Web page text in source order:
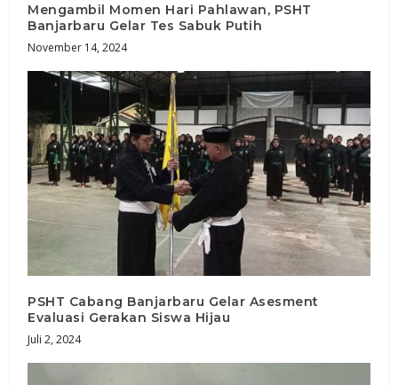
Mengambil Momen Hari Pahlawan, PSHT
Banjarbaru Gelar Tes Sabuk Putih
November 14, 2024
PSHT Cabang Banjarbaru Gelar Asesment
Evaluasi Gerakan Siswa Hijau
Juli 2, 2024